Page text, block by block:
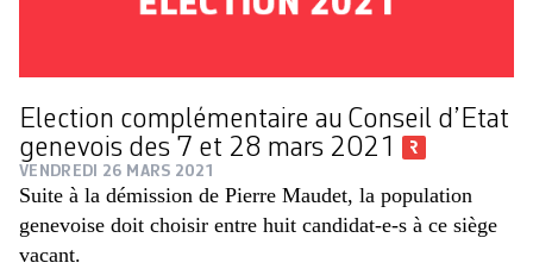
Election complémentaire au Conseil d’Etat
genevois des 7 et 28 mars 2021
VENDREDI 26 MARS 2021
Suite à la démission de Pierre Maudet, la population
genevoise doit choisir entre huit candidat-e-s à ce siège
vacant.